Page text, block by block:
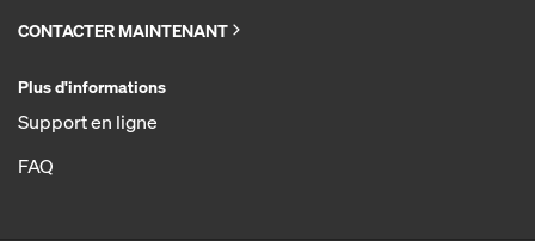
CONTACTER MAINTENANT
Plus d'informations
Support en ligne
FAQ